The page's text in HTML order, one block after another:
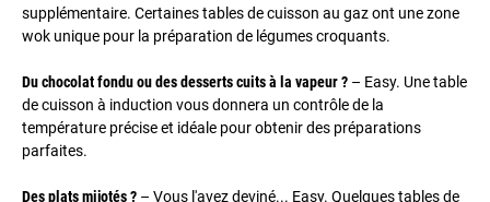
supplémentaire. Certaines tables de cuisson au gaz ont une zone
wok unique pour la préparation de légumes croquants.
Du chocolat fondu ou des desserts cuits à la vapeur ? – Easy. Une table
de cuisson à induction vous donnera un contrôle de la
température précise et idéale pour obtenir des préparations
parfaites.
Des plats mijotés ? – Vous l'avez deviné... Easy. Quelques tables de